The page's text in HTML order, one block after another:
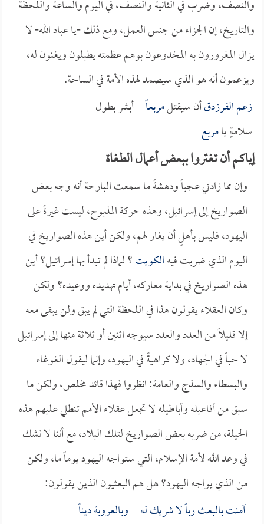
والنصف، وضرب في الثانية والنصف، في اليوم والساعة واللحظة
والتاريخ، إن الجزاء من جنس العمل، ومع ذلك -يا عباد الله- لا
يزال المغرورون به المخدوعون بوهم عظمته يطبلون ويغنون له،
ويزعمون أنه هو الذي سيصمد لهذه الأمة في الساحة.
زعمالفرزدقأن سيقتلمربعاًأبشر بطول
سلامةٍ يامربع
إياكم أن تغتروا ببعض أعمال الطغاة
وإن مما زادني عجباً ودهشةً ما سمعت البارحة أنه وجه بعض
الصواريخ إلى إسرائيل، وهذه حركة المذبوح، ليست غيرةً على
اليهود، فليس بأهلٍ أن يغار لهم، ولكن أين هذه الصواريخ في
اليوم الذي ضربت فيهالكويت؟ لماذا لم تبدأ بها إسرائيل؟ أين
هذه الصواريخ في بداية معاركه، أيام تهديده ووعيده؟ ولكن
وكان العقلاء يقولون هذا في اللحظة التي لم يبق ولن يبقى معه
إلا قليلاً من العدد والعدد سيوجه اثنين أو ثلاثة منها إلى إسرائيل
لا حباً في الجهاد، ولا كراهيةً في اليهود، وإنما ليقول الغوغاء
والبسطاء والسذج والعامة: انظروا فهذا قائد مخلص، ولكن ما
سبق من أفاعيله وأباطيله لا تجعل عقلاء الأمم تنطلي عليهم هذه
الحيلة، من ضربه بعض الصواريخ لتلك البلاد، مع أننا لا نشك
في وعد الله لأمة الإسلام، التي ستواجه اليهود يوماً ما، ولكن
من الذي يواجه اليهود؟ هل هم البعثيون الذين يقولون:
آمنت بالبعث رباً لا شريك له وبالعروبة ديناً